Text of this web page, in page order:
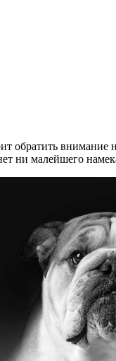
обратить
ни малейшего